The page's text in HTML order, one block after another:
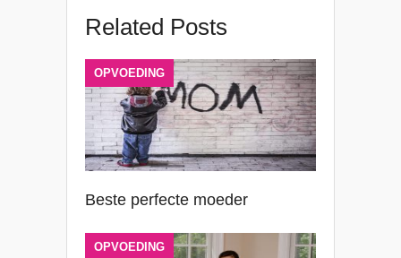
Related Posts
Beste perfecte moeder
OPVOEDING
OPVOEDING